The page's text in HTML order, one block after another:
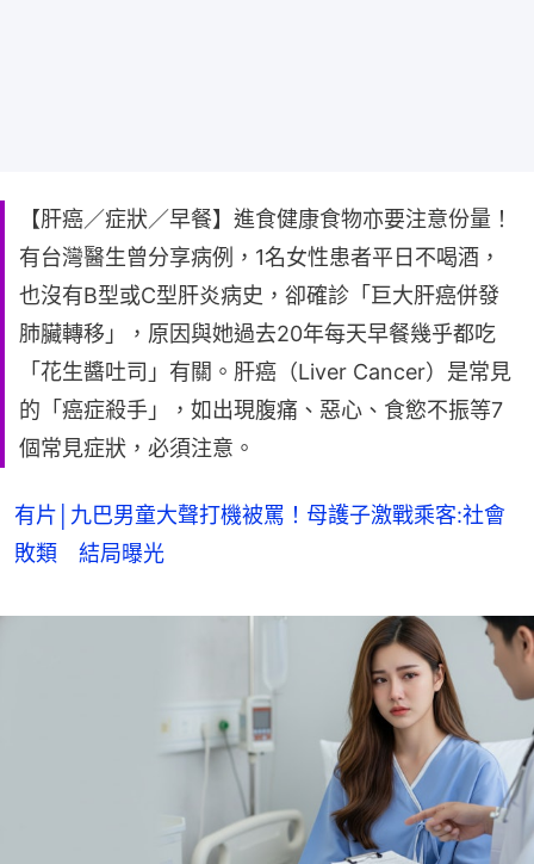
【肝癌／症狀／早餐】進食健康食物亦要注意份量！
有台灣醫生曾分享病例，1名女性患者平日不喝酒，
也沒有B型或C型肝炎病史，卻確診「巨大肝癌併發
肺臟轉移」，原因與她過去20年每天早餐幾乎都吃
「花生醬吐司」有關。肝癌（Liver Cancer）是常見
的「癌症殺手」，如出現腹痛、惡心、食慾不振等7
個常見症狀，必須注意。
有片│九巴男童大聲打機被罵！母護子激戰乘客:社會
敗類 結局曝光